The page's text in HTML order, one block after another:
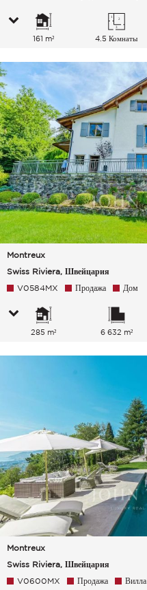
161 m² 4.5 Комнаты
Montreux
Swiss Riviera, Швейцария
V0584MX Продажа Дом
285 m² 6 632 m²
Montreux
Swiss Riviera, Швейцария
V0600MX Продажа Вилла